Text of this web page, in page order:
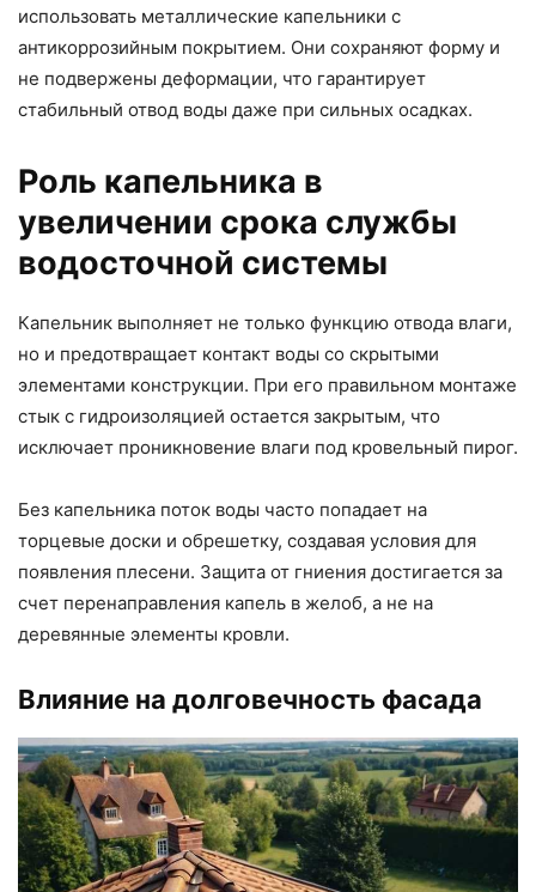
использовать металлические капельники с
антикоррозийным покрытием. Они сохраняют форму и
не подвержены деформации, что гарантирует
стабильный отвод воды даже при сильных осадках.
Роль капельника в
увеличении срока службы
водосточной системы
Капельник выполняет не только функцию отвода влаги,
но и предотвращает контакт воды со скрытыми
элементами конструкции. При его правильном монтаже
стык с гидроизоляцией остается закрытым, что
исключает проникновение влаги под кровельный пирог.
Без капельника поток воды часто попадает на
торцевые доски и обрешетку, создавая условия для
появления плесени. Защита от гниения достигается за
счет перенаправления капель в желоб, а не на
деревянные элементы кровли.
Влияние на долговечность фасада